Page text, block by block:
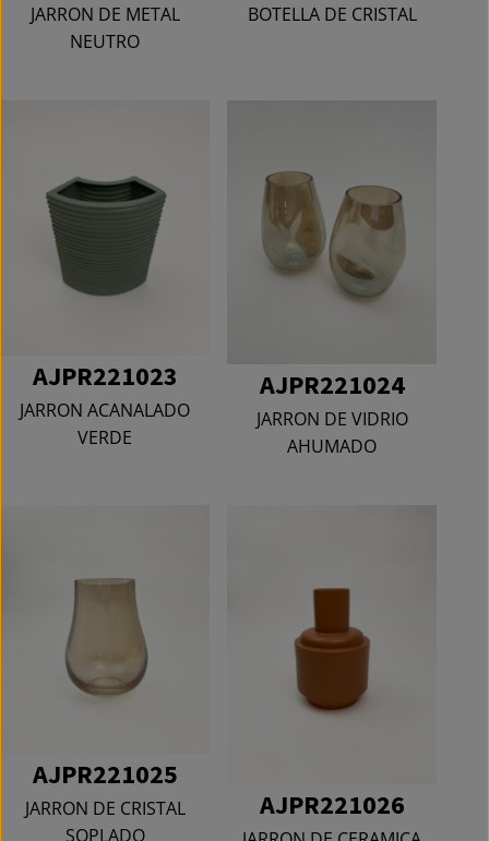
JARRON DE METAL
NEUTRO
BOTELLA DE CRISTAL
AJPR221023
JARRON ACANALADO
VERDE
AJPR221024
JARRON DE VIDRIO
AHUMADO
AJPR221025
JARRON DE CRISTAL
SOPLADO
AJPR221026